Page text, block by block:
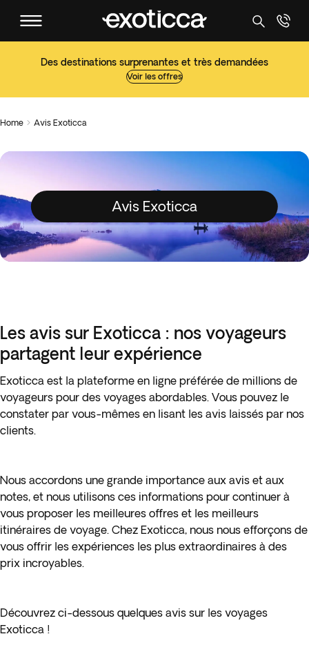
Des destinations surprenantes et très demandées
Voir les offres
Home  Avis Exoticca
Avis Exoticca
Les avis sur Exoticca : nos voyageurs
partagent leur expérience
Exoticca est la plateforme en ligne préférée de millions de
voyageurs pour des voyages abordables. Vous pouvez le
constater par vous-mêmes en lisant les avis laissés par nos
clients.
Nous accordons une grande importance aux avis et aux
notes, et nous utilisons ces informations pour continuer à
vous proposer les meilleures offres et les meilleurs
itinéraires de voyage. Chez Exoticca, nous nous efforçons de
vous offrir les expériences les plus extraordinaires à des
prix incroyables.
Découvrez ci-dessous quelques avis sur les voyages
Exoticca !